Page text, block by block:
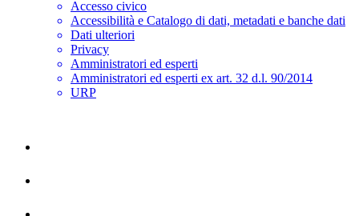
Accesso civico
Accessibilità e Catalogo di dati, metadati e banche dati
Dati ulteriori
Privacy
Amministratori ed esperti
Amministratori ed esperti ex art. 32 d.l. 90/2014
URP